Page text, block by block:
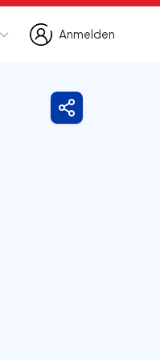
Anmelden
Anmelden
Freigeben